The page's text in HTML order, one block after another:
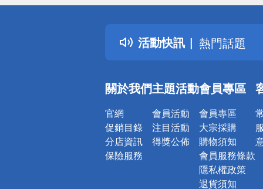
活動快訊
詐騙網頁！
得獎公告
熱門話題
銀行優惠
詐騙網頁！
關於我們
官網
促銷目錄
分店資訊
保險服務
主題活動
會員活動
注目活動
得獎公佈
會員專區
會員專區
大宗採購
購物須知
會員服務條款
隱私權政策
退貨須知